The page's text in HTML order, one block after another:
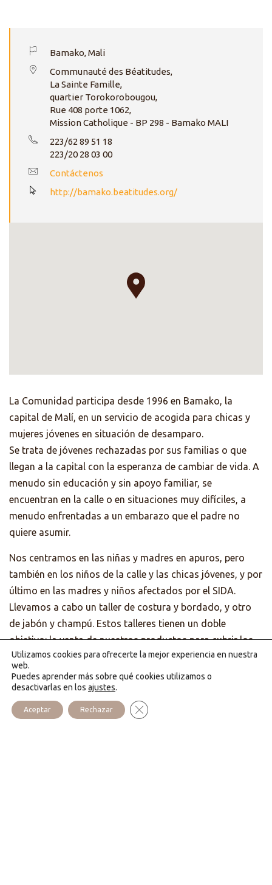
Bamako, Mali
Communauté des Béatitudes,
La Sainte Famille,
quartier Torokorobougou,
Rue 408 porte 1062,
Mission Catholique - BP 298 - Bamako MALI
223/62 89 51 18
223/20 28 03 00
Contáctenos
http://bamako.beatitudes.org/
La Comunidad participa desde 1996 en Bamako, la
capital de Malí, en un servicio de acogida para chicas y
mujeres jóvenes en situación de desamparo.
Se trata de jóvenes rechazadas por sus familias o que
llegan a la capital con la esperanza de cambiar de vida. A
menudo sin educación y sin apoyo familiar, se
encuentran en la calle o en situaciones muy difíciles, a
menudo enfrentadas a un embarazo que el padre no
quiere asumir.
Nos centramos en las niñas y madres en apuros, pero
también en los niños de la calle y las chicas jóvenes, y por
último en las madres y niños afectados por el SIDA.
Llevamos a cabo un taller de costura y bordado, y otro
de jabón y champú. Estos talleres tienen un doble
objetivo: la venta de nuestros productos para cubrir los
gastos de la misión, por un lado, y por otro, el
aprendizaje de un oficio que servirá para la reinserción de
nuestras jóvenes en la sociedad.
También dirigimos allí una «escuela de vida», con clases
Utilizamos cookies para ofrecerte la mejor experiencia en nuestra
web.
Puedes aprender más sobre qué cookies utilizamos o
desactivarlas en los ajustes.
Aceptar Rechazar Cerrar el banner de cookies RGPD